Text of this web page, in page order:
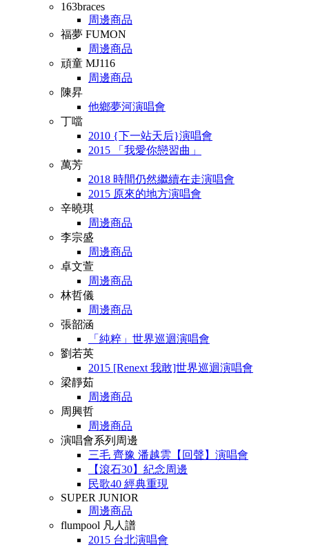
163braces
周邊商品
福夢 FUMON
周邊商品
頑童 MJ116
周邊商品
陳昇
他鄉夢河演唱會
丁噹
2010 {下一站天后}演唱會
2015 「我愛你戀習曲」
萬芳
2018 時間仍然繼續在走演唱會
2015 原來的地方演唱會
辛曉琪
周邊商品
李宗盛
周邊商品
卓文萱
周邊商品
林哲儀
周邊商品
張韶涵
「純粹」世界巡迴演唱會
劉若英
2015 [Renext 我敢]世界巡迴演唱會
梁靜茹
周邊商品
周興哲
周邊商品
演唱會系列周邊
三毛 齊豫 潘越雲【回聲】演唱會
【滾石30】紀念周邊
民歌40 經典重現
SUPER JUNIOR
周邊商品
flumpool 凡人譜
2015 台北演唱會